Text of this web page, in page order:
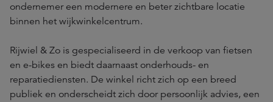
ondernemer een modernere en beter zichtbare locatie
binnen het wijkwinkelcentrum.
Rijwiel & Zo is gespecialiseerd in de verkoop van fietsen
en e-bikes en biedt daarnaast onderhouds- en
reparatiediensten. De winkel richt zich op een breed
publiek en onderscheidt zich door persoonlijk advies, een